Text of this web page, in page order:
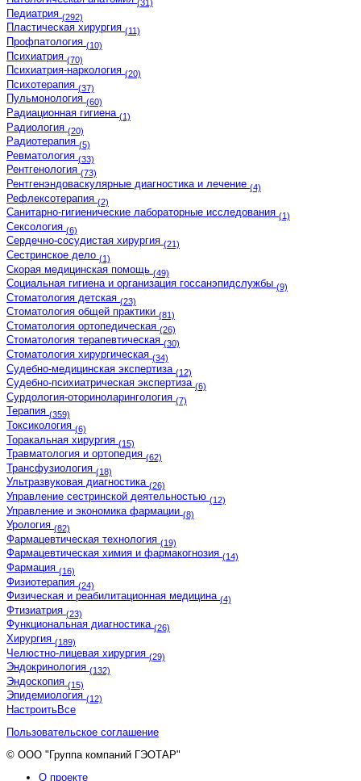
(31)
Педиатрия (292)
Пластическая хирургия (11)
Профпатология (10)
Психиатрия (70)
Психиатрия-наркология (20)
Психотерапия (37)
Пульмонология (60)
Радиационная гигиена (1)
Радиология (20)
Радиотерапия (5)
Ревматология (33)
Рентгенология (73)
Рентгенэндоваскулярные диагностика и лечение (4)
Рефлексотерапия (2)
Санитарно-гигиенические лабораторные исследования (1)
Сексология (6)
Сердечно-сосудистая хирургия (21)
Сестринское дело (1)
Скорая медицинская помощь (49)
Социальная гигиена и организация госсанэпидслужбы (9)
Стоматология детская (23)
Стоматология общей практики (81)
Стоматология ортопедическая (26)
Стоматология терапевтическая (30)
Стоматология хирургическая (34)
Судебно-медицинская экспертиза (12)
Судебно-психиатрическая экспертиза (6)
Сурдология-оториноларингология (7)
Терапия (359)
Токсикология (6)
Торакальная хирургия (15)
Травматология и ортопедия (62)
Трансфузиология (18)
Ультразвуковая диагностика (26)
Управление сестринской деятельностью (12)
Управление и экономика фармации (8)
Урология (82)
Фармацевтическая технология (19)
Фармацевтическая химия и фармакогнозия (14)
Фармация (16)
Физиотерапия (24)
Физическая и реабилитационная медицина (4)
Фтизиатрия (23)
Функциональная диагностика (26)
Хирургия (189)
Челюстно-лицевая хирургия (29)
Эндокринология (132)
Эндоскопия (15)
Эпидемиология (12)
НастроитьВсе
Пользовательское соглашение
© ООО "Группа компаний ГЭОТАР"
О проекте